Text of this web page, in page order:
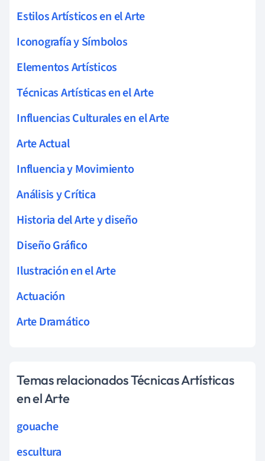
Estilos Artísticos en el Arte
Iconografía y Símbolos
Elementos Artísticos
Técnicas Artísticas en el Arte
Influencias Culturales en el Arte
Arte Actual
Influencia y Movimiento
Análisis y Crítica
Historia del Arte y diseño
Diseño Gráfico
Ilustración en el Arte
Actuación
Arte Dramático
Temas relacionados Técnicas Artísticas
en el Arte
gouache
escultura